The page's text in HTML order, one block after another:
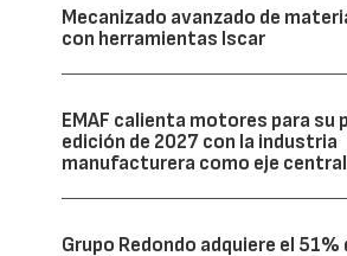
Mecanizado avanzado de
con herramientas Iscar
EMAF calienta motores para su
edición de 2027 con la industria
manufacturera como eje central
Grupo Redondo adquiere el 51%